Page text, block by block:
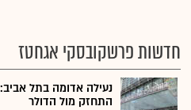
חדשות פרשקובסקי אגחטז
התחזק מול הדולר